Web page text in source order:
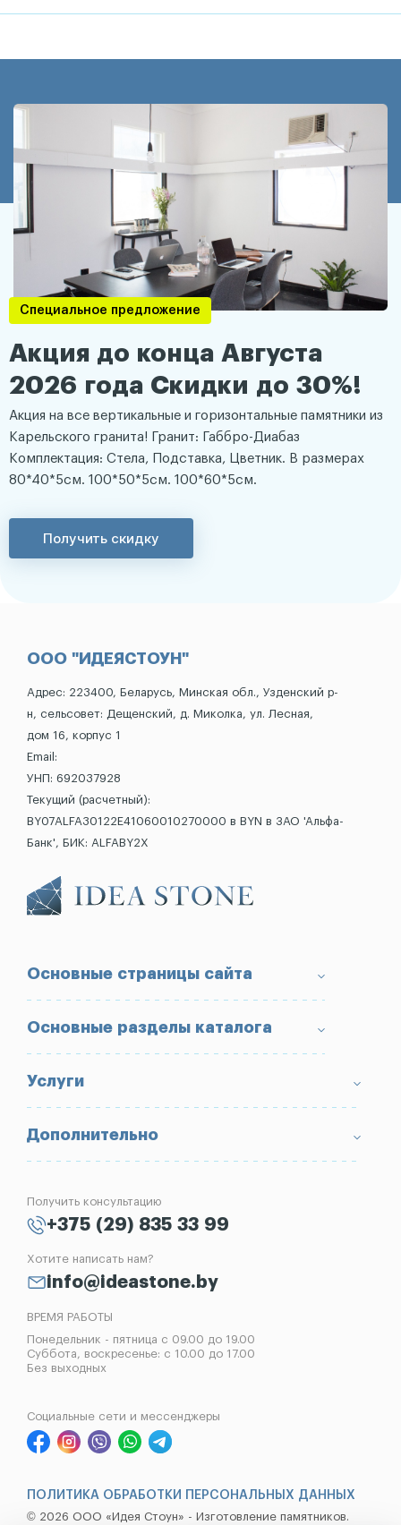
Специальное предложение
Акция до конца Августа
2026 года Скидки до 30%!
Акция на все вертикальные и горизонтальные памятники из
Карельского гранита! Гранит: Габбро-Диабаз
Комплектация: Стела, Подставка, Цветник. В размерах
80*40*5см. 100*50*5см. 100*60*5см.
Получить скидку
ООО "ИДЕЯСТОУН"
Адрес: 223400, Беларусь, Минская обл., Узденский р-
н, сельсовет: Дещенский, д. Миколка, ул. Лесная,
дом 16, корпус 1
Email:
УНП: 692037928
Текущий (расчетный):
BY07ALFA30122E41060010270000 в BYN в ЗАО 'Альфа-
Банк', БИК: ALFABY2X
Основные страницы сайта
О компании
Доставка и оплата
Условия возврата товара
Портфолио
Вопрос-Ответ
Блог
Контакты
Основные разделы каталога
Памятники
Ограды
Надгробные плиты
Вазы
Услуги
Благоустройство могил
Изготовление памятников
Рассрочка на памятник
Реставрация памятников
Демонтаж памятников
Дополнительно
Получить консультацию
+375 (29) 835 33 99
Хотите написать нам?
info@ideastone.by
ВРЕМЯ РАБОТЫ
Понедельник - пятница с 09.00 до 19.00
Суббота, воскресенье: с 10.00 до 17.00
Без выходных
Социальные сети и мессенджеры
© 2026 ООО «Идея Стоун» - Изготовление памятников.
ПОЛИТИКА ОБРАБОТКИ ПЕРСОНАЛЬНЫХ ДАННЫХ